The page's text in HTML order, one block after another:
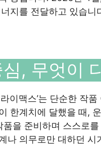
지를 전달하고 있습니
, 무엇이
이맥스’는 단순한 작
한계치에 달했을 때,
품을 준비하며 스스로
나 의무로만 대하던